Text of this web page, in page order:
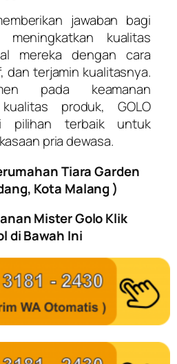
jawaban bagi
kualitas
mereka dengan cara
dan terjamin kualitasnya.
pada keamanan
produk, GOLO
pilihan terbaik untuk
pria dewasa.
Tiara Garden
Kota Malang )
Mister Golo Klik
di Bawah Ini